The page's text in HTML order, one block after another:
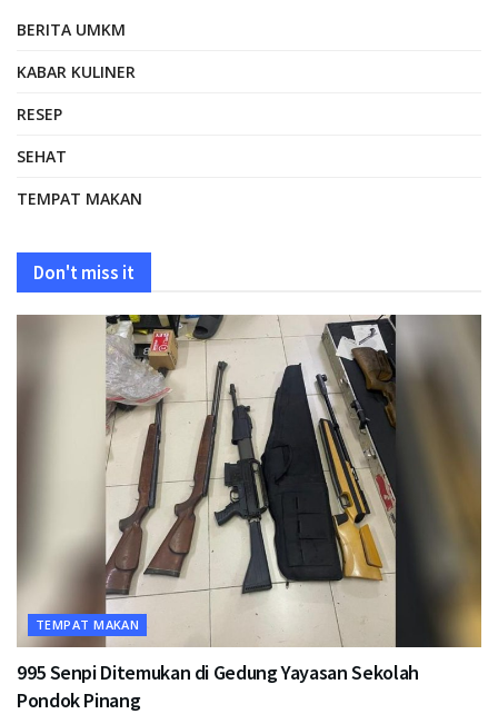
BERITA UMKM
KABAR KULINER
RESEP
SEHAT
TEMPAT MAKAN
Don't miss it
TEMPAT MAKAN
995 Senpi Ditemukan di Gedung Yayasan Sekolah
Pondok Pinang